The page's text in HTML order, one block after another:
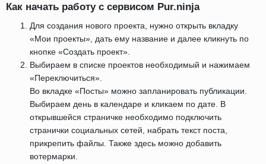
Как начать работу с сервисом Pur.ninja
Для создания нового проекта, нужно открыть вкладку
«Мои проекты», дать ему название и далее кликнуть по
кнопке «Создать проект».
Выбираем в списке проектов необходимый и нажимаем
«Переключиться».
Во вкладке «Посты» можно запланировать публикации.
Выбираем день в календаре и кликаем по дате. В
открывшейся страничке необходимо подключить
странички социальных сетей, набрать текст поста,
прикрепить файлы. Также здесь можно добавить
вотермарки.